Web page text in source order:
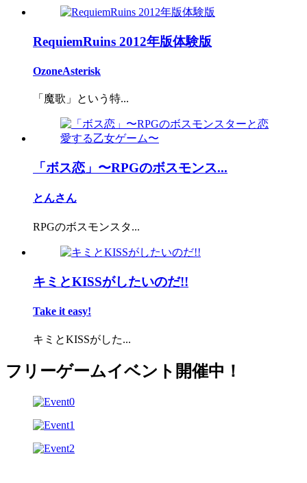
RequiemRuins 2012年版体験版
OzoneAsterisk
「魔歌」という特...
「ボス恋」〜RPGのボスモンス...
とんさん
RPGのボスモンスタ...
キミとKISSがしたいのだ!!
Take it easy!
キミとKISSがした...
フリーゲームイベント開催中！